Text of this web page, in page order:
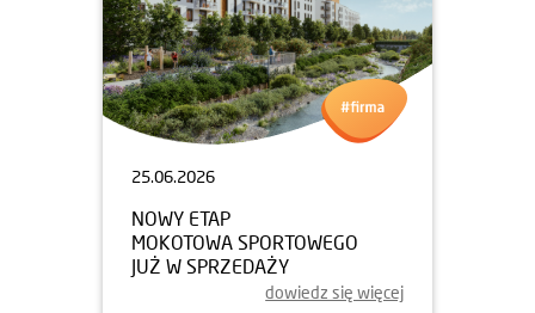
25.06.2026
NOWY ETAP
MOKOTOWA SPORTOWEGO
JUŻ W SPRZEDAŻY
dowiedz się więcej